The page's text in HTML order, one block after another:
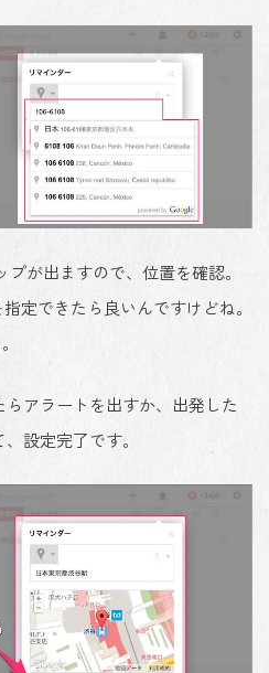
が出ますので、位置を確認。
定できたら良いんですけどね。
アラートを出すか、出発した
設定完了です。